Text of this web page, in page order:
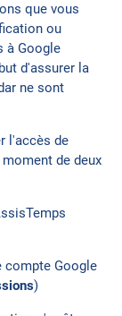
que vous
ou
à Google
d'assurer la
ne sont
l'accès de
de deux
compte Google
)